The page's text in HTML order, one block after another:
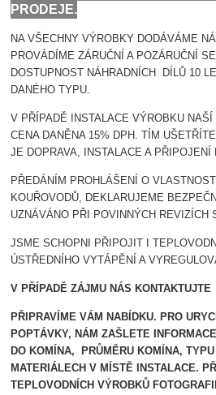
PRODEJE.
NA VŠECHNY VÝROBKY DODÁVÁME
PROVÁDÍME ZÁRUČNÍ A POZÁRUČNÍ
DOSTUPNOST NÁHRADNÍCH DÍLŮ 10
DANÉHO TYPU.
V PŘÍPADĚ INSTALACE VÝROBKU
CENA DANĚNA 15% DPH. TÍM
JE DOPRAVA, INSTALACE A PŘIPOJENÍ
PŘEDÁNÍM PROHLÁŠENÍ O
KOUŘOVODŮ, DEKLARUJEME
UZNÁVÁNO PŘI POVINNÝCH REVIZÍCH
JSME SCHOPNI PŘIPOJIT I
ÚSTŘEDNÍHO VYTÁPĚNÍ A
V PŘÍPADĚ ZÁJMU NÁS
PŘIPRAVÍME VÁM NABÍDKU. PRO
POPTÁVKY, NÁM ZAŠLETE
DO KOMÍNA, PRŮMĚRU KOMÍNA,
MATERIÁLECH V MÍSTĚ INSTALACE.
TEPLOVODNÍCH VÝROBKŮ